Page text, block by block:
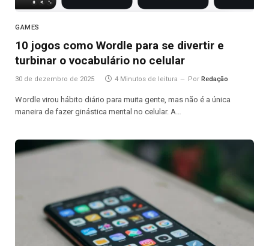
GAMES
10 jogos como Wordle para se divertir e
turbinar o vocabulário no celular
30 de dezembro de 2025 4 Minutos de leitura Por Redação
Wordle virou hábito diário para muita gente, mas não é a única
maneira de fazer ginástica mental no celular. A…